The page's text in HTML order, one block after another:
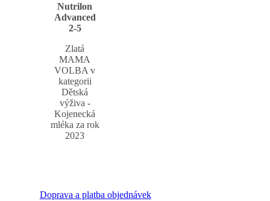
Nutrilon
Advanced
2-5
Zlatá
MAMA
VOLBA v
kategorii
Dětská
výživa -
Kojenecká
mléka za rok
2023
Doprava a platba objednávek